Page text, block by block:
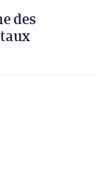
des